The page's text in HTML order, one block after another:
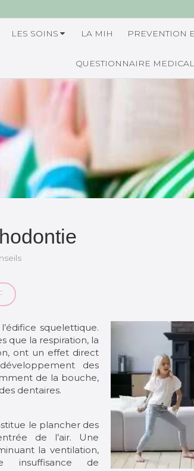
LES SOINS LA MIH PREVENTION
QUESTIONNAIRE
squelettique.
que la respiration, la
ont un effet direct
des
de la bouche,
dentaires.
le plancher des
de l’air. Une
la ventilation,
insuffisance de